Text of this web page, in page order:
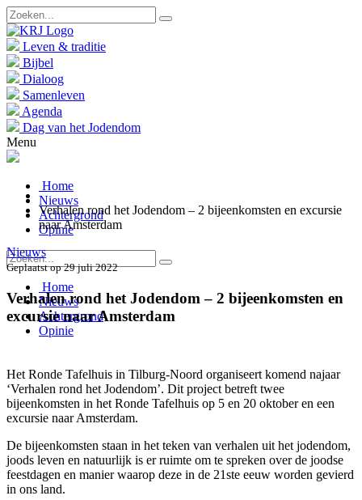
Leven & traditie
Bijbel
Dialoog
Samenleven
Agenda
Dag van het Jodendom
Menu
Home
Nieuws
Achtergrond
Opinie
Home
Nieuws
Achtergrond
Opinie
Verhalen rond het Jodendom – 2 bijeenkomsten en excursie
naar Amsterdam
Nieuws
Geplaatst op 29 juli 2022
Verhalen rond het Jodendom – 2 bijeenkomsten en
excursie naar Amsterdam
Het Ronde Tafelhuis in Tilburg-Noord organiseert komend najaar
‘Verhalen rond het Jodendom’. Dit project betreft twee
bijeenkomsten in het Ronde Tafelhuis op 5 en 20 oktober en een
excursie naar Amsterdam.
De bijeenkomsten staan in het teken van verhalen uit het jodendom,
joods leven en natuurlijk is er ruimte om te spreken over de joodse
feestdagen en manier waarop deze in de 21ste eeuw worden gevierd
in ons land.